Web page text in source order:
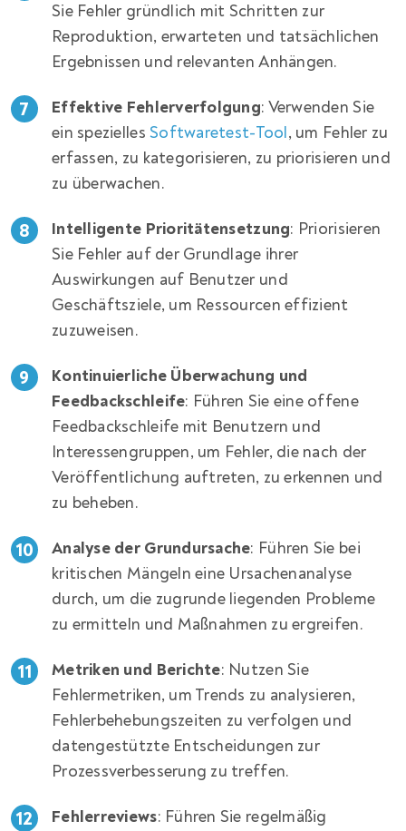
Sie Fehler gründlich mit Schritten zur
Reproduktion, erwarteten und tatsächlichen
Ergebnissen und relevanten Anhängen.
Effektive Fehlerverfolgung: Verwenden Sie
ein speziellesSoftwaretest-Tool, um Fehler zu
erfassen, zu kategorisieren, zu priorisieren und
zu überwachen.
Intelligente Prioritätensetzung: Priorisieren
Sie Fehler auf der Grundlage ihrer
Auswirkungen auf Benutzer und
Geschäftsziele, um Ressourcen effizient
zuzuweisen.
Kontinuierliche Überwachung und
Feedbackschleife: Führen Sie eine offene
Feedbackschleife mit Benutzern und
Interessengruppen, um Fehler, die nach der
Veröffentlichung auftreten, zu erkennen und
zu beheben.
Analyse der Grundursache: Führen Sie bei
kritischen Mängeln eine Ursachenanalyse
durch, um die zugrunde liegenden Probleme
zu ermitteln und Maßnahmen zu ergreifen.
Metriken und Berichte: Nutzen Sie
Fehlermetriken, um Trends zu analysieren,
Fehlerbehebungszeiten zu verfolgen und
datengestützte Entscheidungen zur
Prozessverbesserung zu treffen.
Fehlerreviews: Führen Sie regelmäßig